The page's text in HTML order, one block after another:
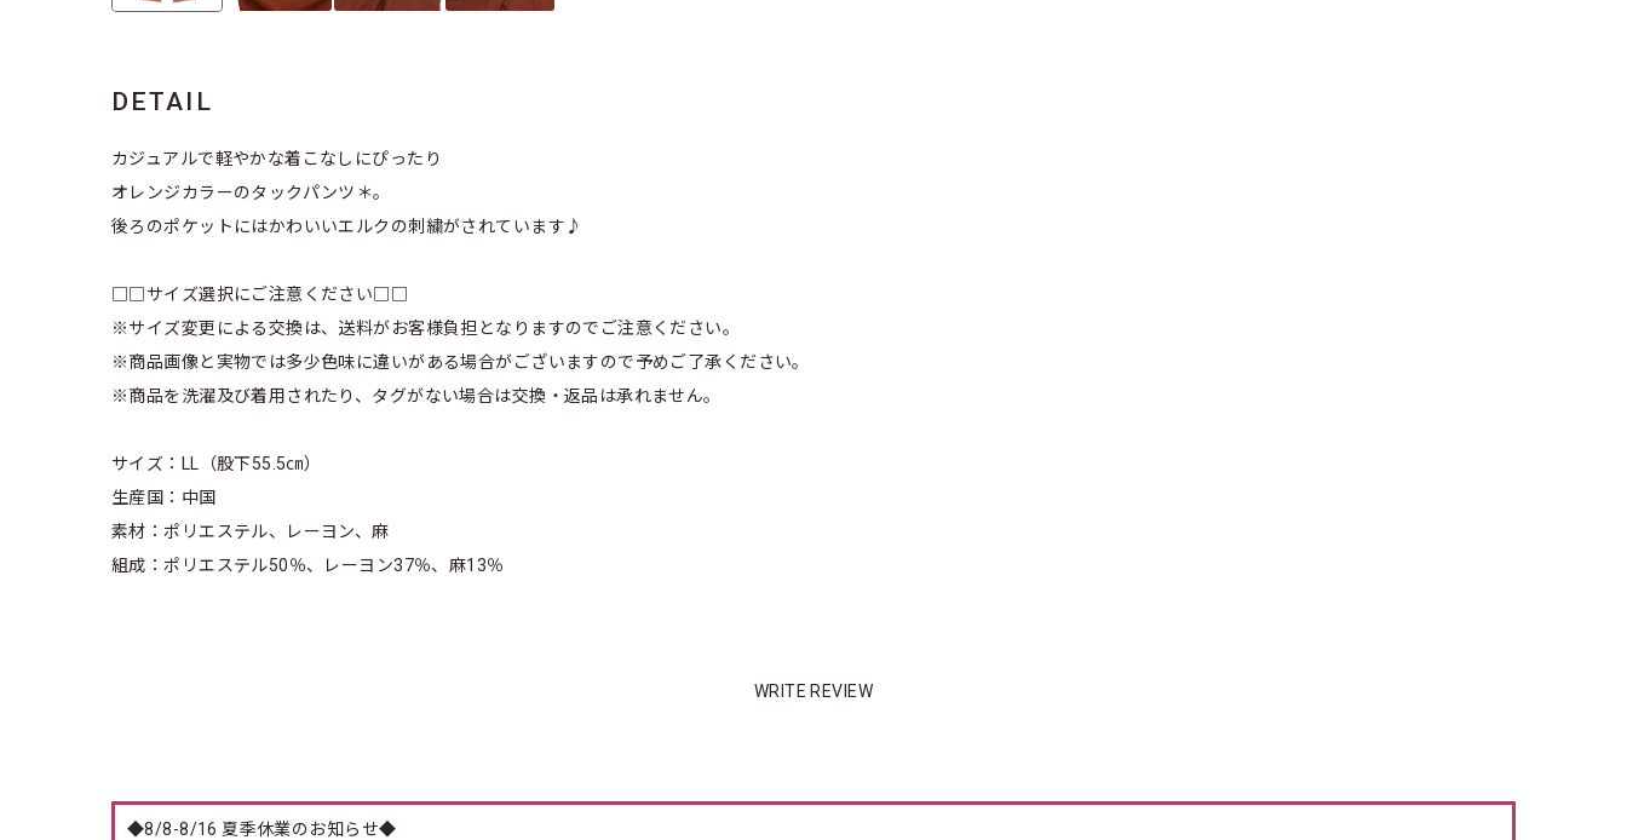
DETAIL
カジュアルで軽やかな着こなしにぴったり
オレンジカラーのタックパンツ＊。
後ろのポケットにはかわいいエルクの刺繍がされています♪
□□サイズ選択にご注意ください□□
※サイズ変更による交換は、送料がお客様負担となりますのでご注意ください。
※商品画像と実物では多少色味に違いがある場合がございますので予めご了承ください。
※商品を洗濯及び着用されたり、タグがない場合は交換・返品は承れません。
サイズ：LL（股下55.5㎝）
生産国：中国
素材：ポリエステル、レーヨン、麻
組成：ポリエステル50％、レーヨン37％、麻13％
WRITE REVIEW
◆8/8-8/16 夏季休業のお知らせ◆